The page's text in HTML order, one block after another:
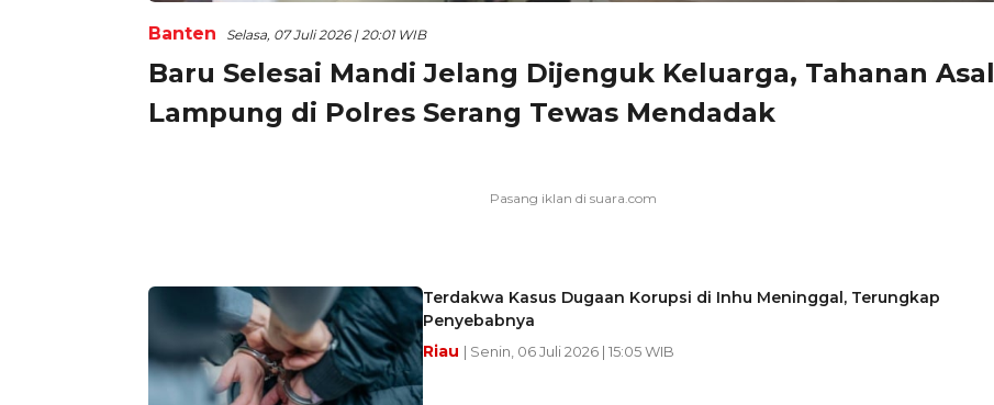
Banten Selasa, 07 Juli 2026 | 20:01 WIB
Baru Selesai Mandi Jelang Dijenguk Keluarga, Tahanan Asal
Lampung di Polres Serang Tewas Mendadak
Terdakwa Kasus Dugaan Korupsi di Inhu Meninggal, Terungkap
Penyebabnya
Riau | Senin, 06 Juli 2026 | 15:05 WIB